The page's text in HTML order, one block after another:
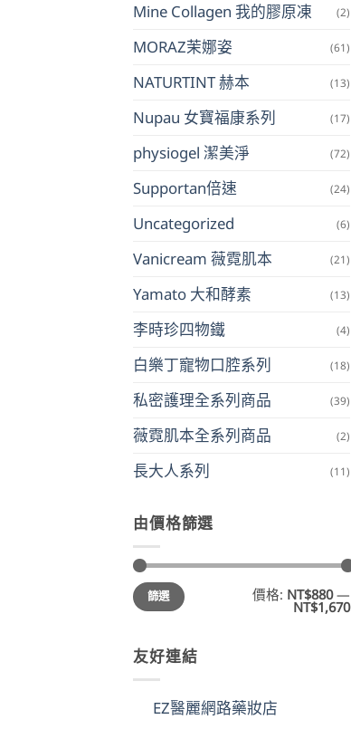
Mine Collagen 我的膠原凍 (2)
MORAZ茉娜姿 (61)
NATURTINT 赫本 (13)
Nupau 女寶福康系列 (17)
physiogel 潔美淨 (72)
Supportan倍速 (24)
Uncategorized (6)
Vanicream 薇霓肌本 (21)
Yamato 大和酵素 (13)
李時珍四物鐵 (4)
白樂丁寵物口腔系列 (18)
私密護理全系列商品 (39)
薇霓肌本全系列商品 (2)
長大人系列 (11)
由價格篩選
最
低
價
最
高
價
篩選 價格: NT$880—
NT$1,670
友好連結
EZ醫麗網路藥妝店